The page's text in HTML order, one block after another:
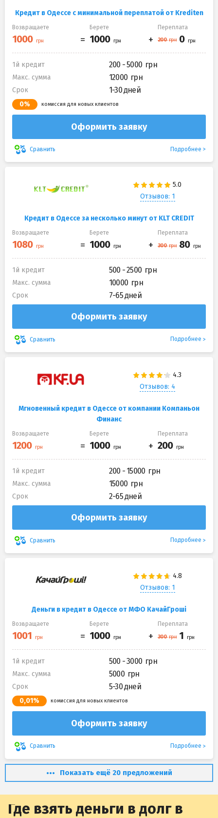
Кредит в Одессе с минимальной переплатой от Krediten
Возвращаете Берете Переплата
1й кредит 200 - 5000
Макс. сумма 12000
Срок 1-30 дней
0% комиссия для новых клиентов
Оформить заявку
Сравнить Подробнее
Отзывов: 1
Кредит в Одессе за несколько минут от KLT CREDIT
Возвращаете Берете Переплата
1й кредит 500 - 2500
Макс. сумма 10000
Срок 7-65 дней
Оформить заявку
Сравнить Подробнее
Отзывов: 4
Мгновенный кредит в Одессе от компании Компаньон
Финанс
Возвращаете Берете Переплата
1й кредит 200 - 15000
Макс. сумма 15000
Срок 2-65 дней
Оформить заявку
Сравнить Подробнее
Отзывов: 1
Деньги в кредит в Одессе от МФО КачайГроші
Возвращаете Берете Переплата
1й кредит 500 - 3000
Макс. сумма 5000
Срок 5-30 дней
0,01% комиссия для новых клиентов
Оформить заявку
Сравнить Подробнее
Показать ещё 20 предложений
Где взять деньги в долг в